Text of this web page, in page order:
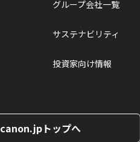
グループ会社一覧
サステナビリティ
投資家向け情報
canon.jpトップへ